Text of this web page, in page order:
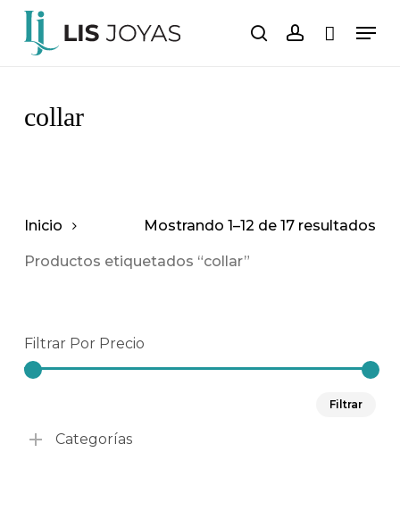
Saltar
contenido
buscarcuenta
Carro Cerrar
collar
Mostrando 1–12 de 17 resultados
Inicio
Productos etiquetados “collar”
Filtrar Por Precio
Filtrar
Categorías